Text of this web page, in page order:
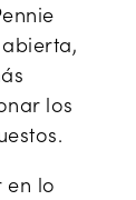
los
en lo